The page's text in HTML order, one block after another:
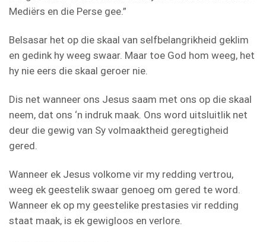
Mediërs en die Perse gee.”
Belsasar het op die skaal van selfbelangrikheid geklim
en gedink hy weeg swaar. Maar toe God hom weeg, het
hy nie eers die skaal geroer nie.
Dis net wanneer ons Jesus saam met ons op die skaal
neem, dat ons ‘n indruk maak. Ons word uitsluitlik net
deur die gewig van Sy volmaaktheid geregtigheid
gered.
Wanneer ek Jesus volkome vir my redding vertrou,
weeg ek geestelik swaar genoeg om gered te word.
Wanneer ek op my geestelike prestasies vir redding
staat maak, is ek gewigloos en verlore.